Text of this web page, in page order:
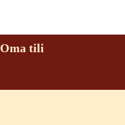
Oma tili